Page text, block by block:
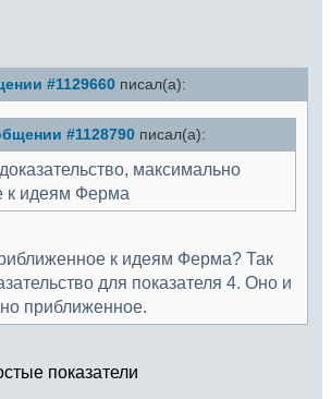
#1129660 писал(а):
#1128790 писал(а):
максимально
к идеям Ферма
к идеям Ферма? Так
для показателя 4. Оно и
приближенное.
показатели